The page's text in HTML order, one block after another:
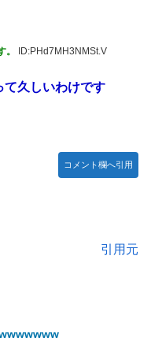
ID:PHd7MH3NMSt.V
て久しいわけです
コメント欄へ引用
引用元